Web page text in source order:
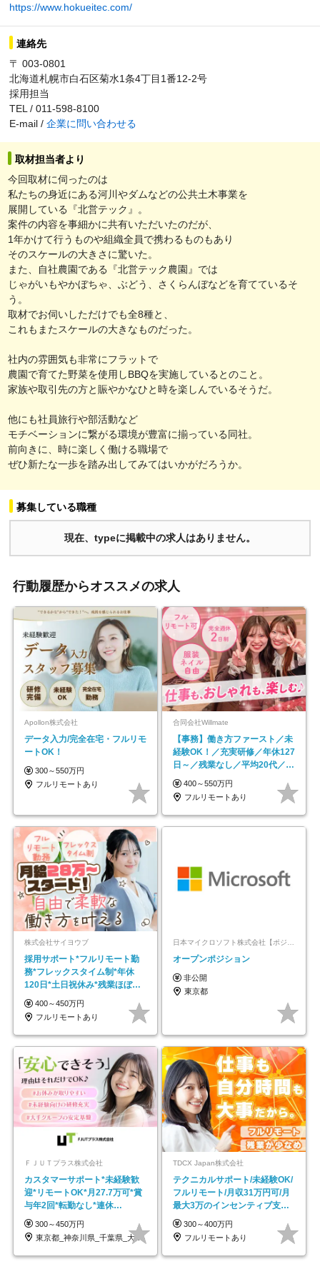
https://www.hokueitec.com/
連絡先
〒 003-0801
北海道札幌市白石区菊水1条4丁目1番12-2号
採用担当
TEL / 011-598-8100
E-mail / 企業に問い合わせる
取材担当者より
今回取材に伺ったのは
私たちの身近にある河川やダムなどの公共土木事業を
展開している『北営テック』。
案件の内容を事細かに共有いただいたのだが、
1年かけて行うものや組織全員で携わるものもあり
そのスケールの大きさに驚いた。
また、自社農園である『北営テック農園』では
じゃがいもやかぼちゃ、ぶどう、さくらんぼなどを育てているそ
う。
取材でお伺いしただけでも全8種と、
これもまたスケールの大きなものだった。
社内の雰囲気も非常にフラットで
農園で育てた野菜を使用しBBQを実施しているとのこと。
家族や取引先の方と賑やかなひと時を楽しんでいるそうだ。
他にも社員旅行や部活動など
モチベーションに繋がる環境が豊富に揃っている同社。
前向きに、時に楽しく働ける職場で
ぜひ新たな一歩を踏み出してみてはいかがだろうか。
募集している職種
現在、typeに掲載中の求人はありません。
行動履歴からオススメの求人
Apollon株式会社
データ入力/完全在宅・フルリモ
ートOK！
300～550万円
フルリモートあり
合同会社Willmate
【事務】働き方ファースト／未
経験OK！／充実研修／年休127
日～／残業なし／平均20代／リ
モートOK
400～550万円
フルリモートあり
株式会社サイヨウブ
採用サポート*フルリモート勤
務*フレックスタイム制*年休
120日*土日祝休み*残業ほぼな
し*育児中社員8割以上
400～450万円
フルリモートあり
日本マイクロソフト株式会社【ポジションマッチ登録】
オープンポジション
非公開
東京都
ＦＪＵＴプラス株式会社
カスタマーサポート*未経験歓
迎*リモートOK*月27.7万可*賞
与年2回*転勤なし*連休
OK/ZE010232
300～450万円
東京都_神奈川県_千葉県_大阪府_愛知県…
TDCX Japan株式会社
テクニカルサポート/未経験OK/
フルリモート/月収31万円可/月
最大3万のインセンティブ支給/
平均年齢33歳
300～400万円
フルリモートあり